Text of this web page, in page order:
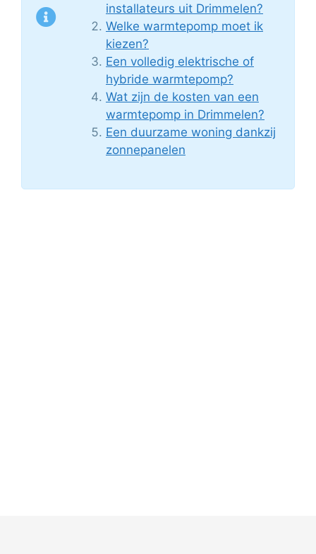
installateurs uit Drimmelen?
Welke warmtepomp moet ik
kiezen?
Een volledig elektrische of
hybride warmtepomp?
Wat zijn de kosten van een
warmtepomp in Drimmelen?
Een duurzame woning dankzij
zonnepanelen